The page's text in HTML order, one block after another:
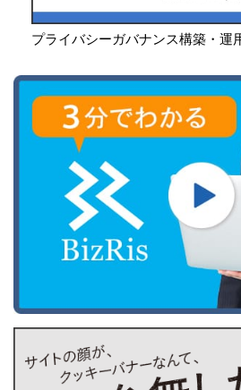
プライバシーガバナンス構築・運